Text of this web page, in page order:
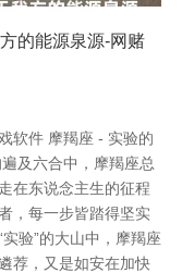
的能源泉源-网赌
软件 摩羯座 - 实验的
及六合中，摩羯座总
在东说念主生的征程
，每一步皆踏得坚实
验”的大山中，摩羯座
荐，又是如安在加快